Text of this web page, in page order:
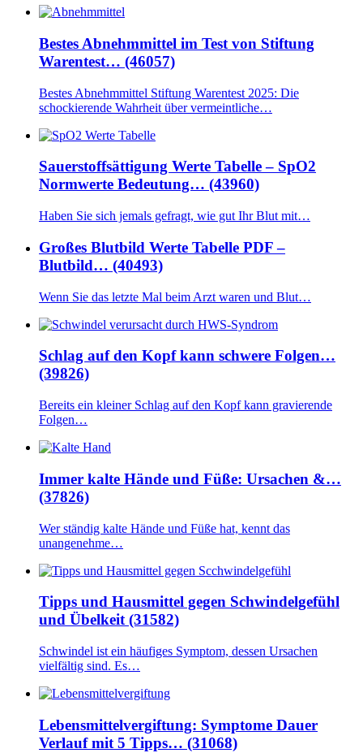
Bestes Abnehmmittel im Test von Stiftung
Warentest… (46057)
Bestes Abnehmmittel Stiftung Warentest 2025: Die
schockierende Wahrheit über vermeintliche…
Sauerstoffsättigung Werte Tabelle – SpO2
Normwerte Bedeutung… (43960)
Haben Sie sich jemals gefragt, wie gut Ihr Blut mit…
Großes Blutbild Werte Tabelle PDF –
Blutbild… (40493)
Wenn Sie das letzte Mal beim Arzt waren und Blut…
Schlag auf den Kopf kann schwere Folgen…
(39826)
Bereits ein kleiner Schlag auf den Kopf kann gravierende
Folgen…
Immer kalte Hände und Füße: Ursachen &…
(37826)
Wer ständig kalte Hände und Füße hat, kennt das
unangenehme…
Tipps und Hausmittel gegen Schwindelgefühl
und Übelkeit (31582)
Schwindel ist ein häufiges Symptom, dessen Ursachen
vielfältig sind. Es…
Lebensmittelvergiftung: Symptome Dauer
Verlauf mit 5 Tipps… (31068)